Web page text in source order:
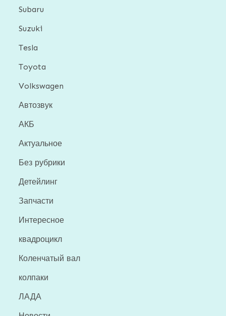
Subaru
Suzuki
Tesla
Toyota
Volkswagen
Автозвук
АКБ
Актуальное
Без рубрики
Детейлинг
Запчасти
Интересное
квадроцикл
Коленчатый вал
колпаки
ЛАДА